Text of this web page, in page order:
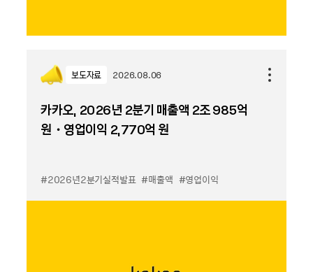
보도자료 2026.08.06
카카오, 2026년 2분기 매출액 2조 985억
원・영업이익 2,770억 원
#2026년2분기실적발표 #매출액 #영업이익